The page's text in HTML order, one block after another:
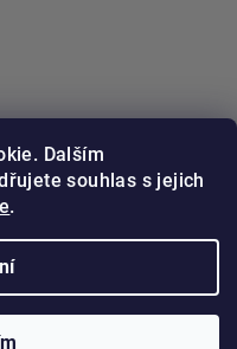
Dalším
souhlas s jejich
.